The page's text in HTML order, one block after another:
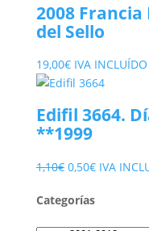
era:
0,35€.
es:
0,15€.
2008 Francia
del Sello
19,00€ IVA INCLUÍDO
Edifil 3664.
**1999
1,10€ El
original
0,50€El
actual
IVA
Categorías